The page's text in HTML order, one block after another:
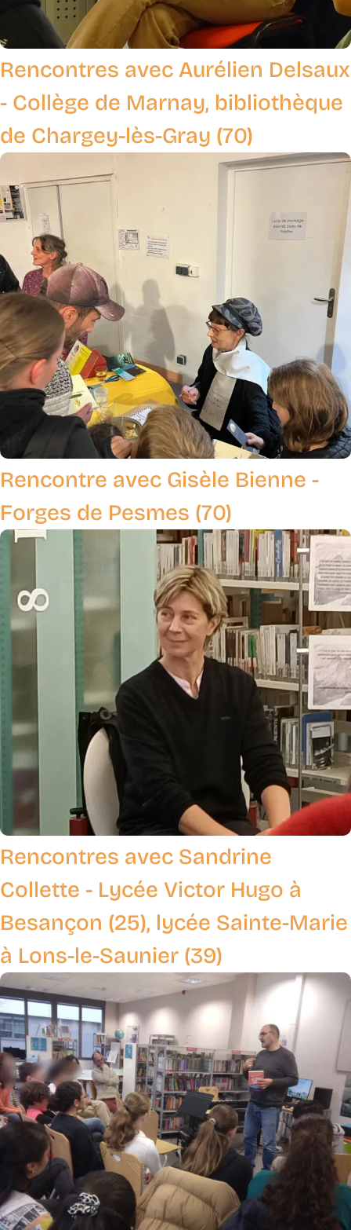
Rencontres avec Aurélien Delsaux
- Collège de Marnay, bibliothèque
de Chargey-lès-Gray (70)
Rencontre avec Gisèle Bienne -
Forges de Pesmes (70)
Rencontres avec Sandrine
Collette - Lycée Victor Hugo à
Besançon (25), lycée Sainte-Marie
à Lons-le-Saunier (39)